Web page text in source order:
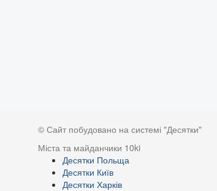
© Сайт побудовано на системі "Десятки"
Міста та майданчики 10ki
Десятки Польща
Десятки Київ
Десятки Харків